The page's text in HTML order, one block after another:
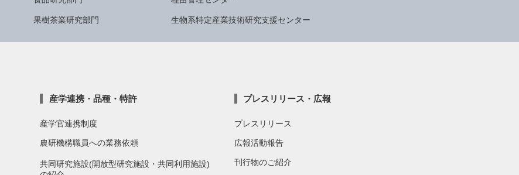
果樹茶業研究部門 生物系特定産業技術研究支援センター
産学連携・品種・特許
産学官連携制度
農研機構職員への業務依頼
共同研究施設(開放型研究施設・共同利用施設)
プレスリリース・広報
プレスリリース
広報活動報告
刊行物のご紹介